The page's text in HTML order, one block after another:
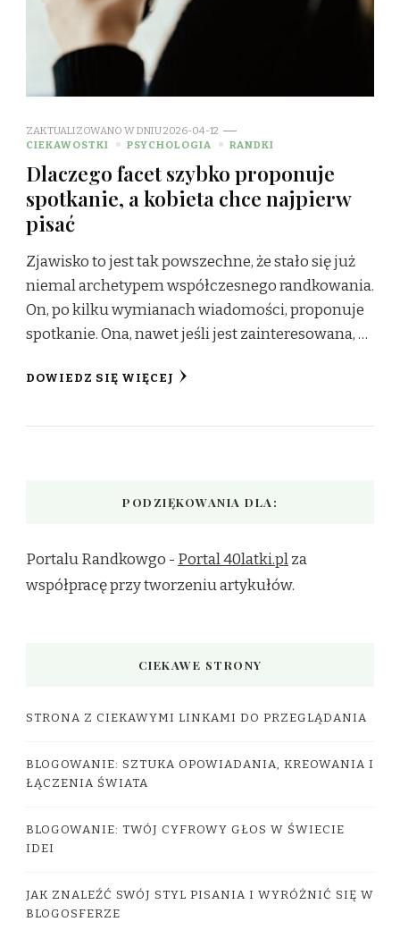
ZAKTUALIZOWANO W DNIU2026-04-12
CIEKAWOSTKI
PSYCHOLOGIA RANDKI
Dlaczego facet szybko proponuje
spotkanie, a kobieta chce najpierw
pisać
Zjawisko to jest tak powszechne, że stało się już
niemal archetypem współczesnego randkowania.
On, po kilku wymianach wiadomości, proponuje
spotkanie. Ona, nawet jeśli jest zainteresowana, …
DOWIEDZ SIĘ WIĘCEJ
PODZIĘKOWANIA DLA:
Portalu Randkowgo - Portal 40latki.plza
współpracę przy tworzeniu artykułów.
CIEKAWE STRONY
STRONA Z CIEKAWYMI LINKAMI DO PRZEGLĄDANIA
BLOGOWANIE: SZTUKA OPOWIADANIA, KREOWANIA I
ŁĄCZENIA ŚWIATA
BLOGOWANIE: TWÓJ CYFROWY GŁOS W ŚWIECIE
IDEI
JAK ZNALEŹĆ SWÓJ STYL PISANIA I WYRÓŻNIĆ SIĘ W
BLOGOSFERZE